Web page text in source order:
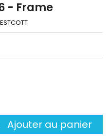
- Frame
Ajouter au panier